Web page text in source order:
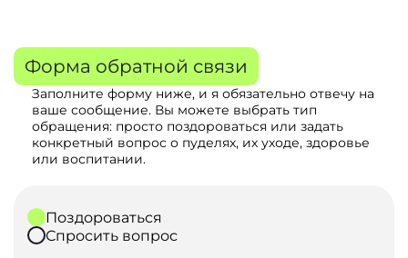
Форма обратной связи
Заполните форму ниже, и я обязательно отвечу на
ваше сообщение. Вы можете выбрать тип
обращения: просто поздороваться или задать
конкретный вопрос о пуделях, их уходе, здоровье
или воспитании.
Поздороваться
Спросить вопрос